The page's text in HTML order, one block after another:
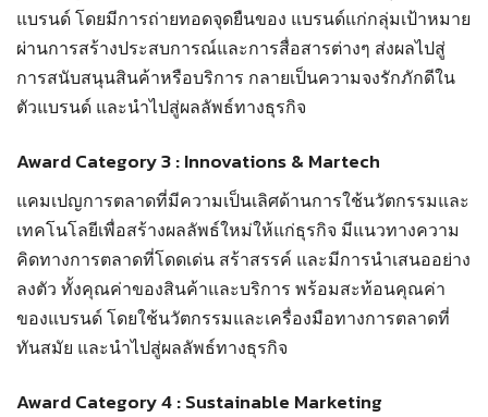
แบรนด์ โดยมีการถ่ายทอดจุดยืนของ แบรนด์แก่กลุ่มเป้าหมาย
ผ่านการสร้างประสบการณ์และการสื่อสารต่างๆ ส่งผลไปสู่
การสนับสนุนสินค้าหรือบริการ กลายเป็นความจงรักภักดีใน
ตัวแบรนด์ และนำไปสู่ผลลัพธ์ทางธุรกิจ
Award Category 3 : Innovations & Martech
แคมเปญการตลาดที่มีความเป็นเลิศด้านการใช้นวัตกรรมและ
เทคโนโลยีเพื่อสร้างผลลัพธ์ใหม่ให้แก่ธุรกิจ มีแนวทางความ
คิดทางการตลาดที่โดดเด่น สร้าสรรค์ และมีการนำเสนออย่าง
ลงตัว ทั้งคุณค่าของสินค้าและบริการ พร้อมสะท้อนคุณค่า
ของแบรนด์ โดยใช้นวัตกรรมและเครื่องมือทางการตลาดที่
ทันสมัย และนำไปสู่ผลลัพธ์ทางธุรกิจ
Award Category 4 : Sustainable Marketing